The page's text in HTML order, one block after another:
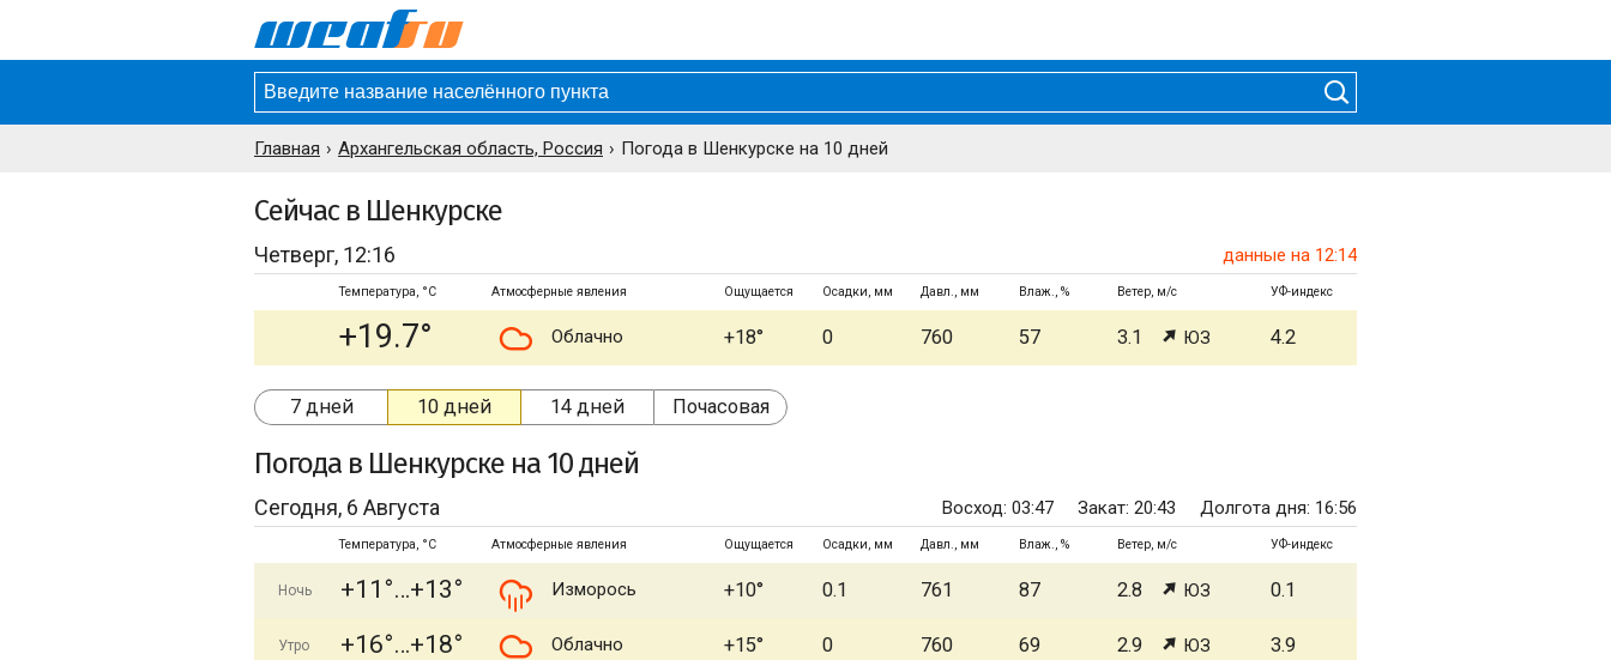
Главная Архангельская область, Россия Погода в Шенкурске на 10 дней
Сейчас в Шенкурске
Четверг, 12:16 данные на 12:14
Температура, °C Атмосферные явления Ощущается Осадки, мм Давл., мм Влаж., % Ветер, м/с УФ-индекс
+19.7° Облачно +18° 0 760 57 3.1 ЮЗ 4.2
7 дней 10 дней 14 дней Почасовая
Погода в Шенкурске на 10 дней
Сегодня, 6 Августа Восход: 03:47 Закат: 20:43 Долгота дня: 16:56
Температура, °C Атмосферные явления Ощущается Осадки, мм Давл., мм Влаж., % Ветер, м/с УФ-индекс
Ночь +11° +13° Изморось +10° 0.1 761 87 2.8 ЮЗ 0.1
Утро +16° +18° Облачно +15° 0 760 69 2.9 ЮЗ 3.9